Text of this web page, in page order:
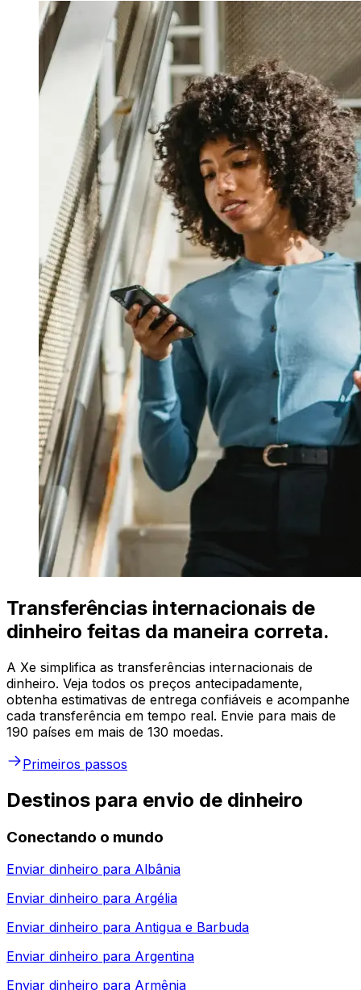
Transferências internacionais de
dinheiro feitas da maneira correta.
A Xe simplifica as transferências internacionais de
dinheiro. Veja todos os preços antecipadamente,
obtenha estimativas de entrega confiáveis e acompanhe
cada transferência em tempo real. Envie para mais de
190 países em mais de 130 moedas.
Primeiros passos
Destinos para envio de dinheiro
Conectando o mundo
Enviar dinheiro para Albânia
Enviar dinheiro para Argélia
Enviar dinheiro para Antigua e Barbuda
Enviar dinheiro para Argentina
Enviar dinheiro para Armênia